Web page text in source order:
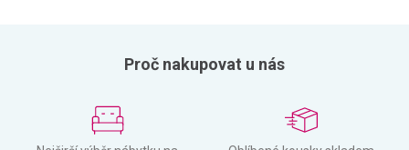
Proč nakupovat u nás